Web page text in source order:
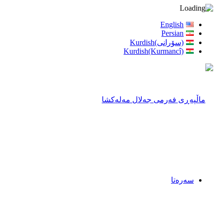
English
Persian
(سۆرانی)Kurdish
Kurdish(Kurmancî)
سەرەتا